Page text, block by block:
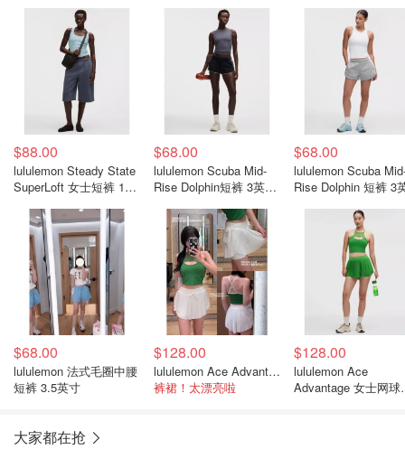
$88.00
lululemon Steady State
SuperLoft 女士短裤 15
$68.00
lululemon Scuba Mid-
Rise Dolphin短裤 3英寸
$68.00
lululemon Scuba
Rise Dolphin 短裤 3
$68.00
lululemon 法式毛圈中腰
短裤 3.5英寸
$128.00
lululemon Ace Advantage 女士高腰运动短裤 5cm
裤裙！太漂亮啦
$128.00
lululemon Ace
Advantage 女士网球
大家都在抢